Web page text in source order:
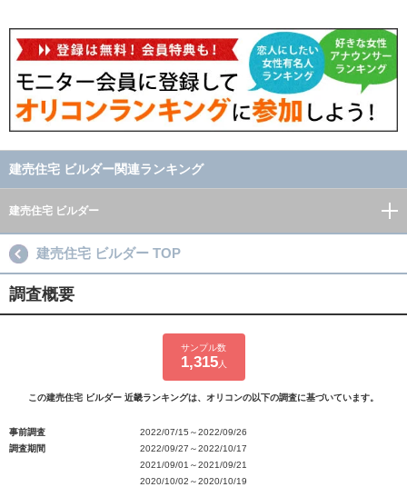
建売住宅 ビルダー関連ランキング
建売住宅 ビルダー
建売住宅 ビルダー TOP
調査概要
サンプル数
1,315人
この建売住宅 ビルダー 近畿ランキングは、オリコンの以下の調査に基づいています。
事前調査
2022/07/15～2022/09/26
調査期間
2022/09/27～2022/10/17
2021/09/01～2021/09/21
2020/10/02～2020/10/19